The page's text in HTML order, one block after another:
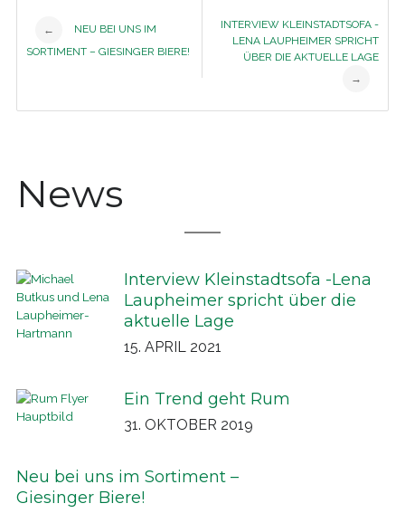
Post
navigation
←
NEU BEI UNS IM
SORTIMENT – GIESINGER BIERE!
INTERVIEW KLEINSTADTSOFA -
LENA LAUPHEIMER SPRICHT
ÜBER DIE AKTUELLE LAGE
→
News
Interview Kleinstadtsofa -Lena
Laupheimer spricht über die
aktuelle Lage
15. APRIL 2021
Ein Trend geht Rum
31. OKTOBER 2019
Neu bei uns im Sortiment –
Giesinger Biere!